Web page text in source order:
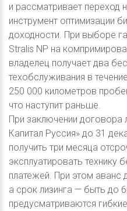
и рассматривает переход
инструмент оптимизации
доходности. При выборе
Stralis NP на
владелец получает два
техобслуживания в
250 000 километров
что наступит раньше.
При заключении договора
Капитал Руссия» до 31
получить три месяца
эксплуатировать технику
платежей. При этом аванс
а срок лизинга — быть до
предусматриваются